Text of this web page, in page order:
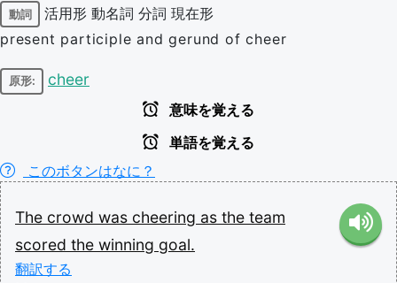
(en-US)
ギリ
ス）
動詞 活用形 動名詞 分詞 現在形
present participle and gerund of cheer
原形: cheer
意味を覚える
単語を覚える
このボタンはなに？
The crowd was cheering as the team
scored the winning goal.
翻訳する